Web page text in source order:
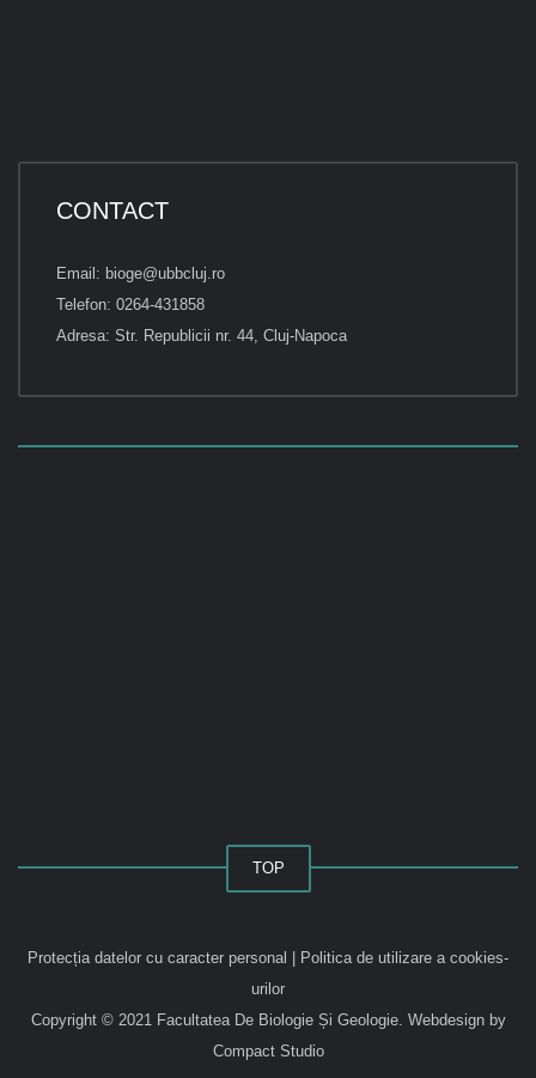
CONTACT
Email: bioge@ubbcluj.ro
Telefon: 0264-431858
Adresa: Str. Republicii nr. 44, Cluj-Napoca
TOP
Protecția datelor cu caracter personal
Politica de utilizare a cookies-
urilor
Copyright © 2021 Facultatea De Biologie Și Geologie. Webdesign by
Compact Studio